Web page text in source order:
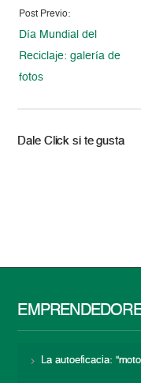
Post Previo:
Día Mundial del
Reciclaje: galería de
fotos
Dale Click si te gusta
La autoeficacia: